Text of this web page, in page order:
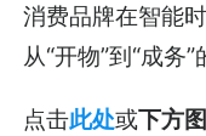
消费品牌在智能
从“开物”到“成务”
点击此处或下方